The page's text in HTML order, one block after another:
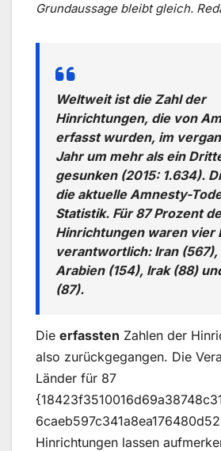
Grundaussage bleibt gleich.
Weltweit ist die Zahl der
Hinrichtungen, die von
erfasst wurden, im
Jahr um mehr als ein
gesunken (2015: 1.634).
die aktuelle Amnesty-
Statistik. Für 87 Prozent
Hinrichtungen waren vier
verantwortlich: Iran (567),
Arabien (154), Irak (88)
(87).
Die erfassten Zahlen der
also zurückgegangen. Die
Länder für 87
Hinrichtungen lassen